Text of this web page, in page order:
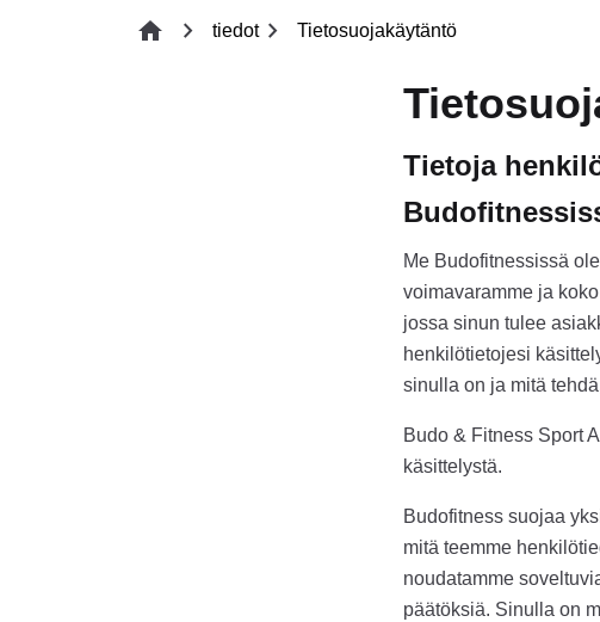
home chevron_right tiedotchevron_right Tietosuojakäytäntö
Tietoja
Me Budofitnessissä
voimavaramme ja
jossa sinun tulee
henkilötietojesi
sinulla on ja mitä
Budo & Fitness Sport
käsittelystä.
Budofitness suojaa
mitä teemme
noudatamme
päätöksiä. Sinulla on